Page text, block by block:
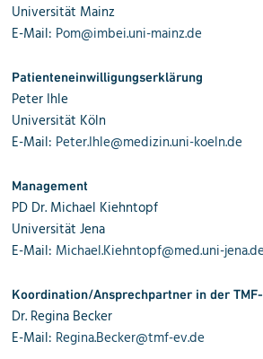
Universität Mainz
E-Mail: Pom@imbei.uni-mainz.de
Patienteneinwilligungserklärung
Peter Ihle
Universität Köln
E-Mail: Peter.Ihle@medizin.uni-koeln.de
Management
PD Dr. Michael Kiehntopf
Universität Jena
E-Mail: Michael.Kiehntopf@med.uni-jena.de
Koordination/Ansprechpartner in der
Dr. Regina Becker
E-Mail: Regina.Becker@tmf-ev.de